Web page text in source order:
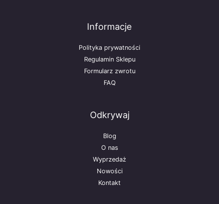
Informacje
Polityka prywatności
Regulamin Sklepu
Formularz zwrotu
FAQ
Odkrywaj
Blog
O nas
Wyprzedaż
Nowości
Kontakt